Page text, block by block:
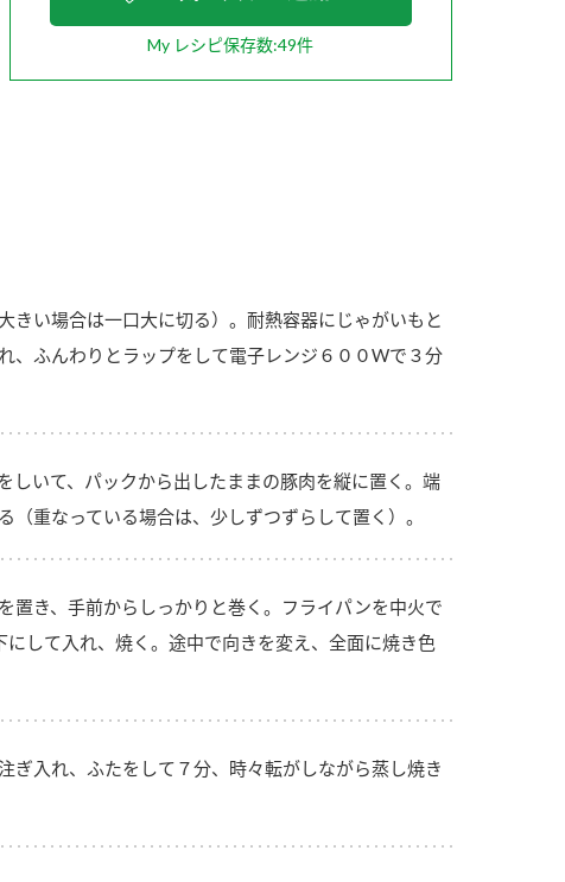
My レシピ保存数:49件
きい場合は一口大に切る）。耐熱容器にじゃがいもと
、ふんわりとラップをして電子レンジ６００Wで３分
しいて、パックから出したままの豚肉を縦に置く。端
（重なっている場合は、少しずつずらして置く）。
置き、手前からしっかりと巻く。フライパンを中火で
にして入れ、焼く。途中で向きを変え、全面に焼き色
ぎ入れ、ふたをして７分、時々転がしながら蒸し焼き